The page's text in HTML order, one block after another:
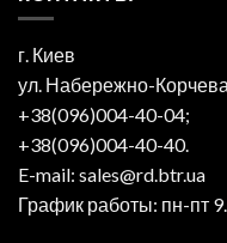
г. Киев
ул. Набережно-
+38(096)004-40-04;
+38(096)004-40-40.
E-mail: sales@rd.btr.ua
График работы: пн-пт